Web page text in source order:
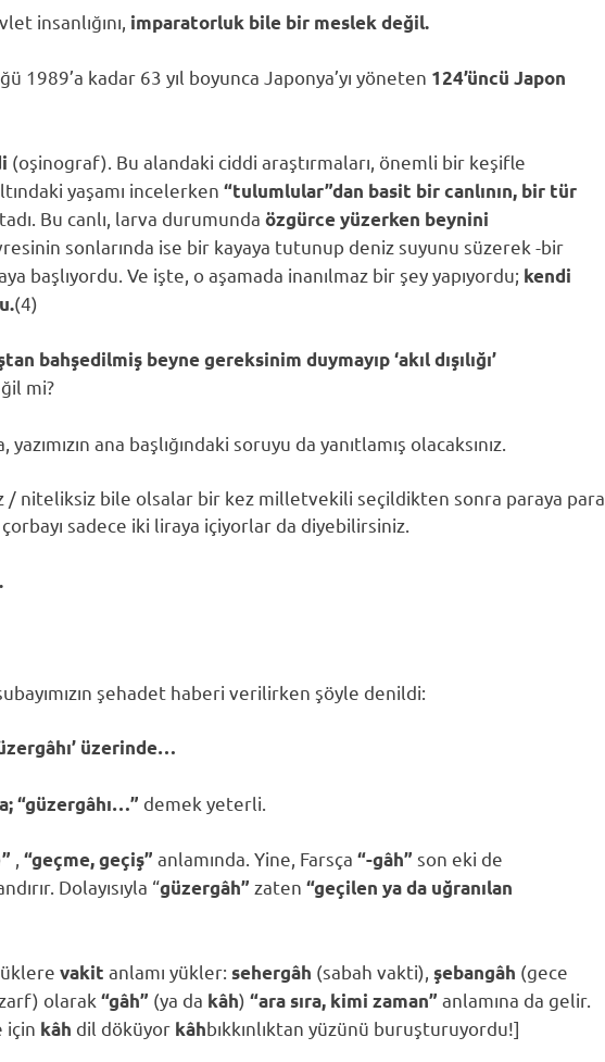
insanlığını, imparatorluk bile bir meslek değil.
1989’a kadar 63 yıl boyunca Japonya’yı yöneten 124’üncü Japon
(oşinograf). Bu alandaki ciddi araştırmaları, önemli bir keşifle
yaşamı incelerken “tulumlular”dan basit bir canlının, bir tür
Bu canlı, larva durumunda özgürce yüzerken beynini
sonlarında ise bir kayaya tutunup deniz suyunu süzerek -bir
başlıyordu. Ve işte, o aşamada inanılmaz bir şey yapıyordu; kendi
(4)
bahşedilmiş beyne gereksinim duymayıp ‘akıl dışılığı’
mi?
ana başlığındaki soruyu da yanıtlamış olacaksınız.
/ niteliksiz bile olsalar bir kez milletvekili seçildikten sonra paraya para
sadece iki liraya içiyorlar da diyebilirsiniz.
şehadet haberi verilirken şöyle denildi:
üzerinde…
“güzergâhı…” demek yeterli.
” , “geçme, geçiş” anlamında. Yine, Farsça “-gâh” son eki de
Dolayısıyla “güzergâh” zaten “geçilen ya da uğranılan
vakit anlamı yükler: sehergâh (sabah vakti), şebangâh (gece
olarak “gâh” (ya da kâh) “ara sıra, kimi zaman” anlamına da gelir.
için kâh dil döküyor kâhbıkkınlıktan yüzünü buruşturuyordu!]